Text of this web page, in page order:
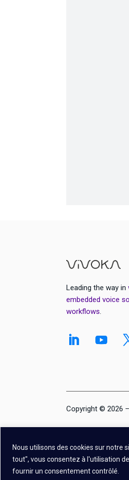
Nous utilisons des cookies sur notre
tout", vous consentez à l'utilisation
fournir un consentement contrôlé.
Leading the way in
embedded voice
workflows.
Copyright © 2026